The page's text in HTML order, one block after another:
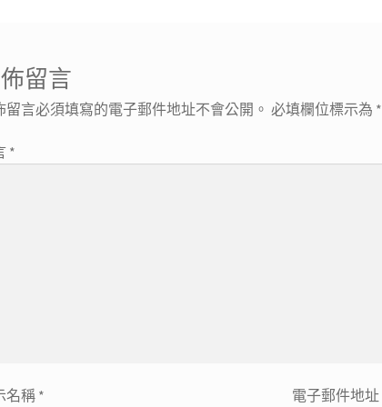
留言
留言必須填寫的電子郵件地址不會公開。 必填欄位標示為 *
*
名稱 * 電子郵件地址